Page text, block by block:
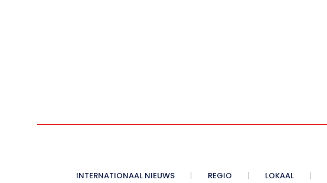
INTERNATIONAAL NIEUWS REGIO LOKAAL